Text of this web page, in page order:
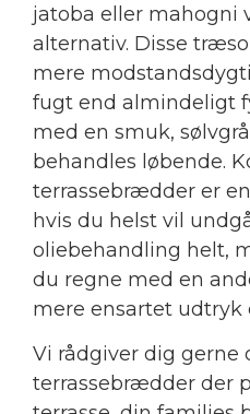
jatoba eller mahogni
alternativ. Disse
mere
fugt end almindeligt
med en smuk,
behandles løbende.
terrassebrædder er
hvis du helst vil
oliebehandling helt,
du regne med en
mere ensartet
Vi rådgiver dig gerne
terrassebrædder der